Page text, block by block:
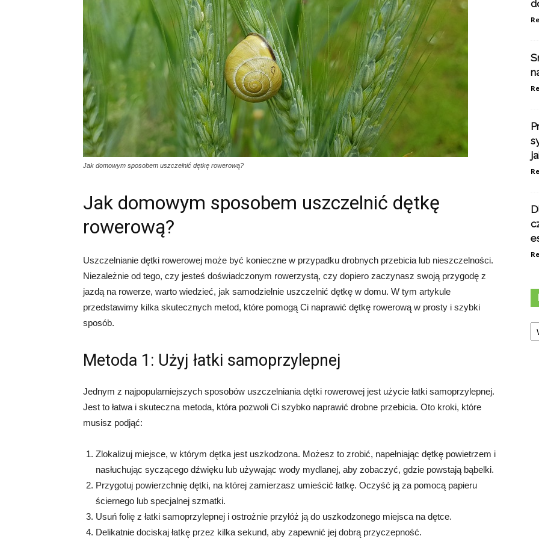
Jak domowym sposobem uszczelnić dętkę rowerową?
Jak domowym sposobem uszczelnić dętkę
rowerową?
Uszczelnianie dętki rowerowej może być konieczne w przypadku drobnych przebicia lub nieszczelności.
Niezależnie od tego, czy jesteś doświadczonym rowerzystą, czy dopiero zaczynasz swoją przygodę z
jazdą na rowerze, warto wiedzieć, jak samodzielnie uszczelnić dętkę w domu. W tym artykule
przedstawimy kilka skutecznych metod, które pomogą Ci naprawić dętkę rowerową w prosty i szybki
sposób.
Metoda 1: Użyj łatki samoprzylepnej
Jednym z najpopularniejszych sposobów uszczelniania dętki rowerowej jest użycie łatki samoprzylepnej.
Jest to łatwa i skuteczna metoda, która pozwoli Ci szybko naprawić drobne przebicia. Oto kroki, które
musisz podjąć:
Zlokalizuj miejsce, w którym dętka jest uszkodzona. Możesz to zrobić, napełniając dętkę powietrzem i
nasłuchując syczącego dźwięku lub używając wody mydlanej, aby zobaczyć, gdzie powstają bąbelki.
Przygotuj powierzchnię dętki, na której zamierzasz umieścić łatkę. Oczyść ją za pomocą papieru
ściernego lub specjalnej szmatki.
Usuń folię z łatki samoprzylepnej i ostrożnie przyłóż ją do uszkodzonego miejsca na dętce.
Delikatnie dociskaj łatkę przez kilka sekund, aby zapewnić jej dobrą przyczepność.